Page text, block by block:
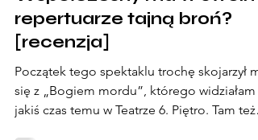
"Pacyfiści” | Czy Teatr
Współczesny ma w swoim
repertuarze tajną broń?
[recenzja]
Początek tego spektaklu trochę skojarzył mi